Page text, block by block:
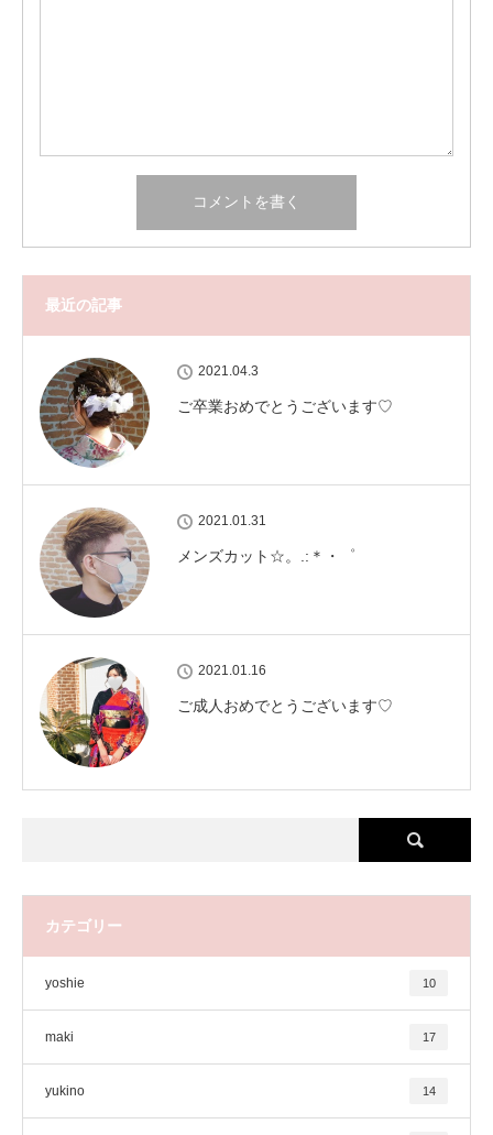
最近の記事
2021.04.3
ご卒業おめでとうございます♡
2021.01.31
メンズカット‪‪☆。.:＊・゜
2021.01.16
ご成人おめでとうございます♡
カテゴリー
yoshie 10
maki 17
yukino 14